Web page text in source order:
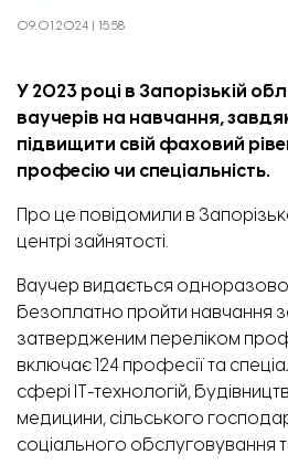
09.01.2024 | 15:58
У 2023 році в Запорізькій
ваучерів на навчання, з
підвищити свій фаховий
професію чи спеціальність.
Про це повідомили в
центрі зайнятості.
Ваучер видається
безоплатно пройти навчання
затвердженим переліком
включає 124 професії та
сфері ІТ-технологій,
медицини, сільського
соціального обслуговування